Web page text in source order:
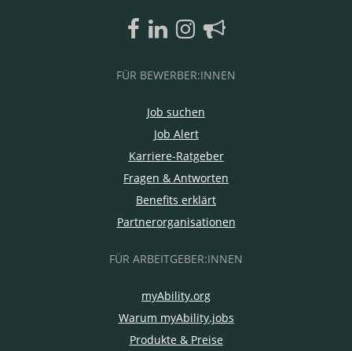
FÜR BEWERBER:INNEN
Job suchen
Job Alert
Karriere-Ratgeber
Fragen & Antworten
Benefits erklärt
Partnerorganisationen
FÜR ARBEITGEBER:INNEN
myAbility.org
Warum myAbility.jobs
Produkte & Preise